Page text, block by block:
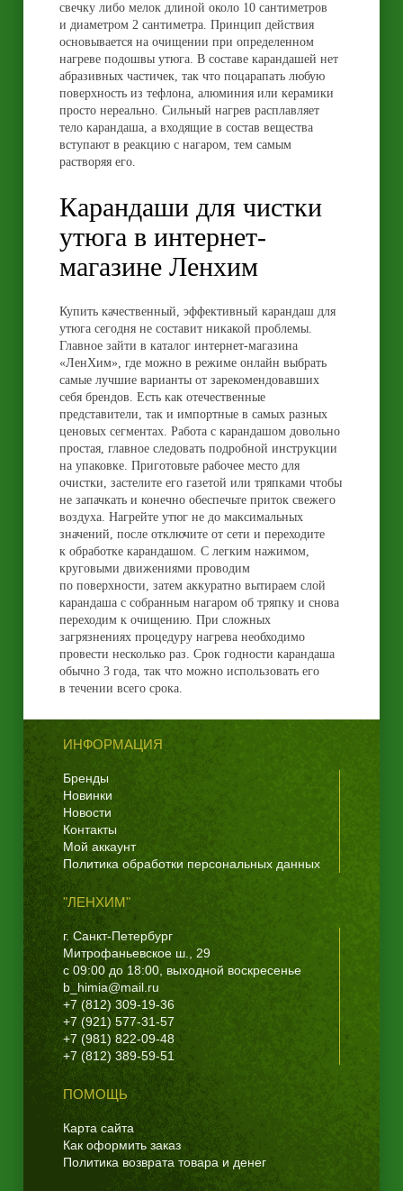
свечку либо мелок длиной около 10 сантиметров
и диаметром 2 сантиметра. Принцип действия
основывается на очищении при определенном
нагреве подошвы утюга. В составе карандашей нет
абразивных частичек, так что поцарапать любую
поверхность из тефлона, алюминия или керамики
просто нереально. Сильный нагрев расплавляет
тело карандаша, а входящие в состав вещества
вступают в реакцию с нагаром, тем самым
растворяя его.
Карандаши для чистки
утюга в интернет-
магазине Ленхим
Купить качественный, эффективный карандаш для
утюга сегодня не составит никакой проблемы.
Главное зайти в каталог интернет-магазина
«ЛенХим», где можно в режиме онлайн выбрать
самые лучшие варианты от зарекомендовавших
себя брендов. Есть как отечественные
представители, так и импортные в самых разных
ценовых сегментах. Работа с карандашом довольно
простая, главное следовать подробной инструкции
на упаковке. Приготовьте рабочее место для
очистки, застелите его газетой или тряпками чтобы
не запачкать и конечно обеспечьте приток свежего
воздуха. Нагрейте утюг не до максимальных
значений, после отключите от сети и переходите
к обработке карандашом. С легким нажимом,
круговыми движениями проводим
по поверхности, затем аккуратно вытираем слой
карандаша с собранным нагаром об тряпку и снова
переходим к очищению. При сложных
загрязнениях процедуру нагрева необходимо
провести несколько раз. Срок годности карандаша
обычно 3 года, так что можно использовать его
в течении всего срока.
ИНФОРМАЦИЯ
Бренды
Новинки
Новости
Контакты
Мой аккаунт
Политика обработки персональных данных
"ЛЕНХИМ"
г. Санкт-Петербург
Митрофаньевское ш., 29
с 09:00 до 18:00, выходной воскресенье
b_himia@mail.ru
+7 (812) 309-19-36
+7 (921) 577-31-57
+7 (981) 822-09-48
+7 (812) 389-59-51
ПОМОЩЬ
Карта сайта
Как оформить заказ
Политика возврата товара и денег